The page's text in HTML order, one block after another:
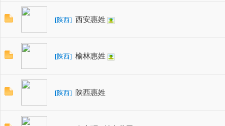
[陕西] 西安惠姓
[陕西] 榆林惠姓
[陕西] 陕西惠姓